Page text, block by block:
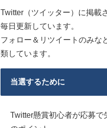
Twitter（ツイッター）に掲載
毎日更新しています。
フォロー＆リツイートのみな
類しています。
当選するために
Twitter懸賞初心者が応募で